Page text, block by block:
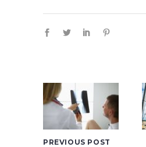
PREVIOUS POST